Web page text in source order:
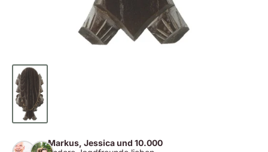
Markus, Jessica und 10.000